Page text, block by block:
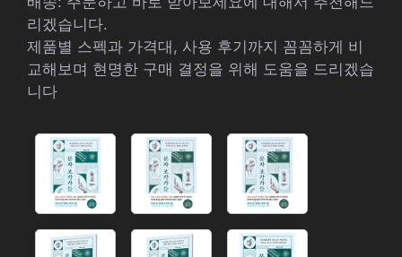
리겠습니다.
제품별 스펙과 가격대, 사용 후기까지 꼼꼼하게 비
교해보며 현명한 구매 결정을 위해 도움을 드리겠습
니다